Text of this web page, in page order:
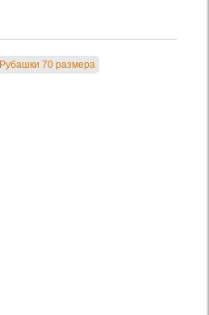
Рубашки 70 размера